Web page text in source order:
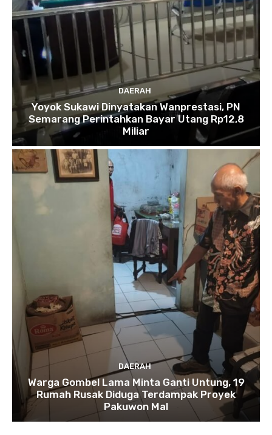
DAERAH
Yoyok Sukawi Dinyatakan Wanprestasi, PN
Semarang Perintahkan Bayar Utang Rp12,8
Miliar
DAERAH
Warga Gombel Lama Minta Ganti Untung, 19
Rumah Rusak Diduga Terdampak Proyek
Pakuwon Mal